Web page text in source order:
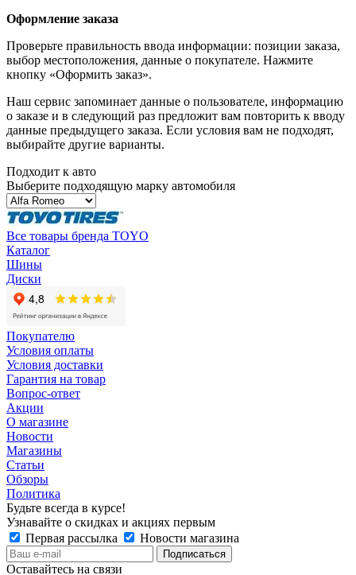
Оформление заказа
Проверьте правильность ввода информации: позиции заказа,
выбор местоположения, данные о покупателе. Нажмите
кнопку «Оформить заказ».
Наш сервис запоминает данные о пользователе, информацию
о заказе и в следующий раз предложит вам повторить к вводу
данные предыдущего заказа. Если условия вам не подходят,
выбирайте другие варианты.
Подходит к авто
Выберите подходящую марку автомобиля
Все товары бренда TOYO
Каталог
Шины
Диски
Покупателю
Условия оплаты
Условия доставки
Гарантия на товар
Вопрос-ответ
Акции
О магазине
Новости
Магазины
Статьи
Обзоры
Политика
Будьте всегда в курсе!
Узнавайте о скидках и акциях первым
Первая рассылка
Новости магазина
Оставайтесь на связи